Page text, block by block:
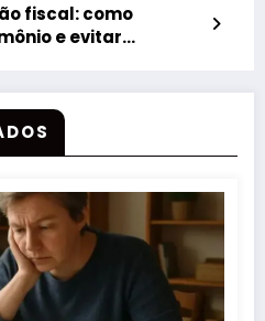
fiscal: como
e evitar